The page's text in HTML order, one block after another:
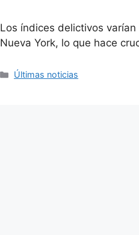
Los índices delictivos
Nueva York, lo que hace
Categories
Últimas noticias